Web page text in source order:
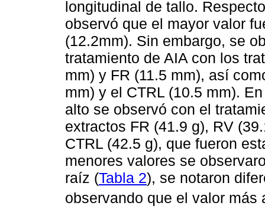
longitudinal de tallo.
observó que el mayor valor
(12.2mm). Sin embargo, se
tratamiento de AIA con los
mm) y FR (11.5 mm), así
mm) y el CTRL (10.5 mm).
alto se observó con el
extractos FR (41.9 g), RV
CTRL (42.5 g), que fueron
menores valores se
raíz (Tabla 2), se notaron
observando que el valor más